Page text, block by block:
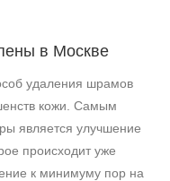
в Москве
удаления шрамов
кожи. Самым
является улучшение
происходит уже
к минимуму пор на